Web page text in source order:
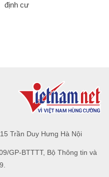
định cư
Trần Duy Hưng Hà Nội
GP-BTTTT, Bộ Thông tin và